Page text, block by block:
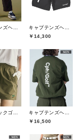
￥14,300
￥16,500